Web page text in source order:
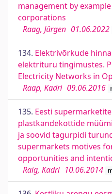
management by
corporations
Raag, Jürgen 01.06.2022
134. Elektrivõrkude
elektrituru tingimustes.
Electricity Networks in
Raap, Kadri 09.06.2016
135. Eesti
plastkandekottide
ja soovid tagurpidi
supermarkets motives
opportunities and
Raig, Kadri 10.06.2014